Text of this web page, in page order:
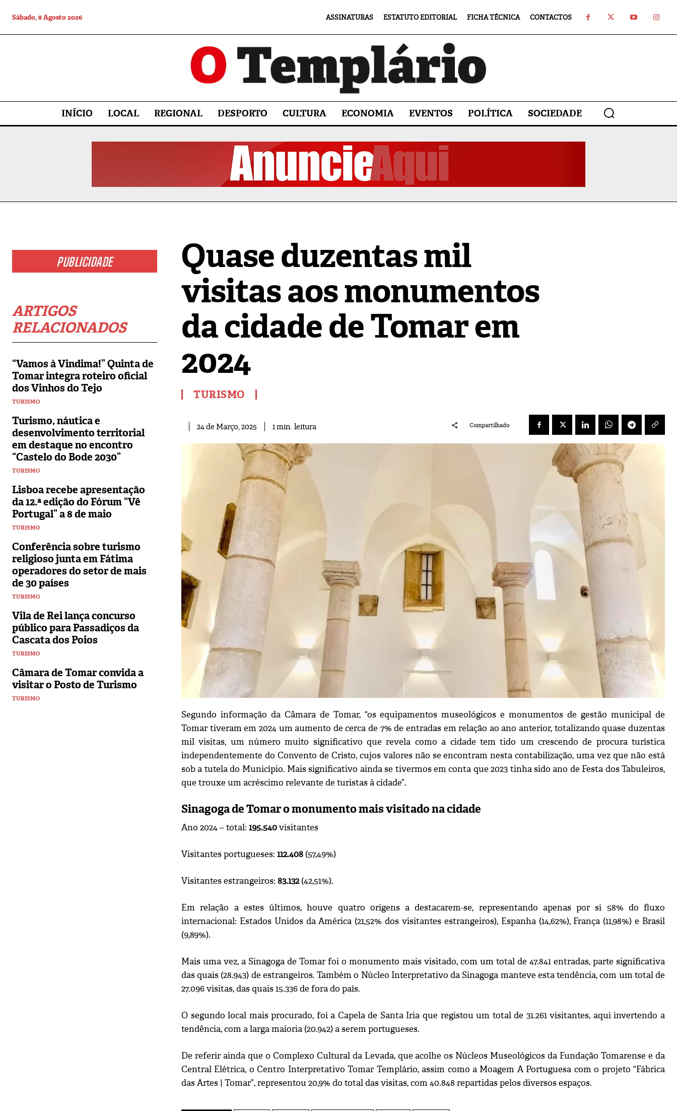
Sábado, 8 Agosto 2026 ASSINATURAS ESTATUTO EDITORIAL FICHA TÉCNICA CONTACTOS
INÍCIO LOCAL REGIONAL DESPORTO CULTURA ECONOMIA EVENTOS POLÍTICA SOCIEDADE
PUBLICIDADE
ARTIGOS
RELACIONADOS
“Vamos à Vindima!” Quinta de
Tomar integra roteiro oficial
dos Vinhos do Tejo
TURISMO
Turismo, náutica e
desenvolvimento territorial
em destaque no encontro
“Castelo do Bode 2030”
TURISMO
Lisboa recebe apresentação
da 12.ª edição do Fórum “Vê
Portugal” a 8 de maio
TURISMO
Conferência sobre turismo
religioso junta em Fátima
operadores do setor de mais
de 30 países
TURISMO
Vila de Rei lança concurso
público para Passadiços da
Cascata dos Poios
TURISMO
Câmara de Tomar convida a
visitar o Posto de Turismo
TURISMO
Quase duzentas mil
visitas aos monumentos
da cidade de Tomar em
2024
TURISMO
24 de Março, 2025 1min. leitura Compartilhado
Segundo informação da Câmara de Tomar, “os equipamentos museológicos e monumentos de gestão municipal de
Tomar tiveram em 2024 um aumento de cerca de 7% de entradas em relação ao ano anterior, totalizando quase duzentas
mil visitas, um número muito significativo que revela como a cidade tem tido um crescendo de procura turística
independentemente do Convento de Cristo, cujos valores não se encontram nesta contabilização, uma vez que não está
sob a tutela do Município. Mais significativo ainda se tivermos em conta que 2023 tinha sido ano de Festa dos Tabuleiros,
que trouxe um acréscimo relevante de turistas à cidade”.
Sinagoga de Tomar o monumento mais visitado na cidade
Ano 2024 – total: 195.540visitantes
Visitantes portugueses: 112.408 (57,49%)
Visitantes estrangeiros: 83.132(42,51%).
Em relação a estes últimos, houve quatro origens a destacarem-se, representando apenas por si 58% do fluxo
internacional: Estados Unidos da América (21,52% dos visitantes estrangeiros), Espanha (14,62%), França (11,98%) e Brasil
(9,89%).
Mais uma vez, a Sinagoga de Tomar foi o monumento mais visitado, com um total de 47.841 entradas, parte significativa
das quais (28.943) de estrangeiros. Também o Núcleo Interpretativo da Sinagoga manteve esta tendência, com um total de
27.096 visitas, das quais 15.336 de fora do país.
O segundo local mais procurado, foi a Capela de Santa Iria que registou um total de 31.261 visitantes, aqui invertendo a
tendência, com a larga maioria (20.942) a serem portugueses.
De referir ainda que o Complexo Cultural da Levada, que acolhe os Núcleos Museológicos da Fundação Tomarense e da
Central Elétrica, o Centro Interpretativo Tomar Templário, assim como a Moagem A Portuguesa com o projeto “Fábrica
das Artes | Tomar”, representou 20,9% do total das visitas, com 40.848 repartidas pelos diversos espaços.